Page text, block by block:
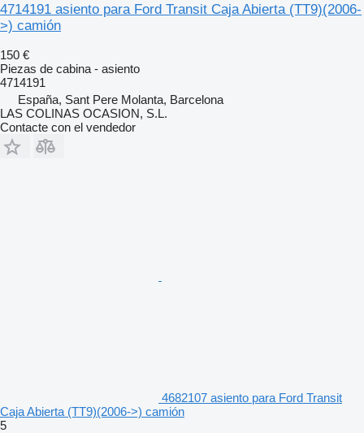
4714191 asiento para Ford Transit Caja Abierta (TT9)(2006-
>) camión
150 €
Piezas de cabina - asiento
4714191
España, Sant Pere Molanta, Barcelona
LAS COLINAS OCASION, S.L.
Contacte con el vendedor
4682107 asiento para Ford Transit
Caja Abierta (TT9)(2006->) camión
5